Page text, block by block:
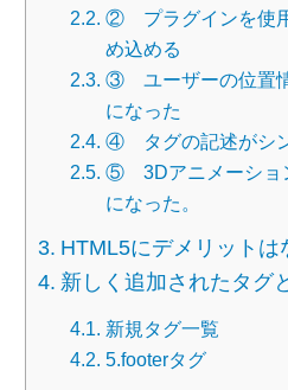
② プラグインを使
め込める
③ ユーザーの位置
になった
④ タグの記述がシ
⑤ 3Dアニメーショ
になった。
HTML5にデメリットは
新しく追加されたタグ
新規タグ一覧
5.footerタグ